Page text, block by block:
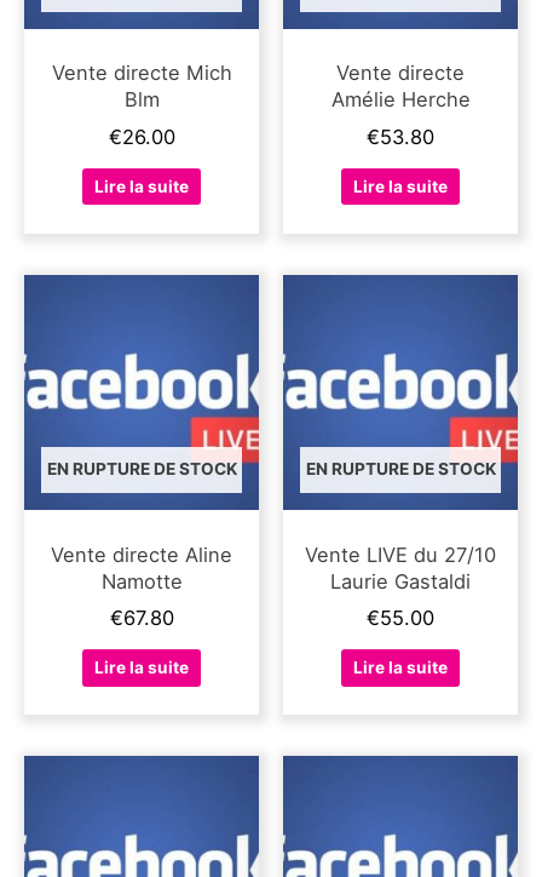
Vente directe Mich
Blm
€26.00
Lire la suite
Vente directe
Amélie Herche
€53.80
Lire la suite
EN RUPTURE DE STOCK
Vente directe Aline
Namotte
€67.80
Lire la suite
EN RUPTURE DE STOCK
Vente LIVE du 27/10
Laurie Gastaldi
€55.00
Lire la suite